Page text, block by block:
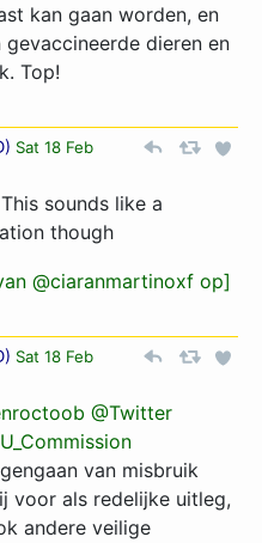
kan gaan worden, en
dieren en
Top!
) Sat 18 Feb
This sounds like a
though
@ciaranmartinoxf op]
) Sat 18 Feb
@Twitter
van misbruik
voor als redelijke uitleg,
andere veilige